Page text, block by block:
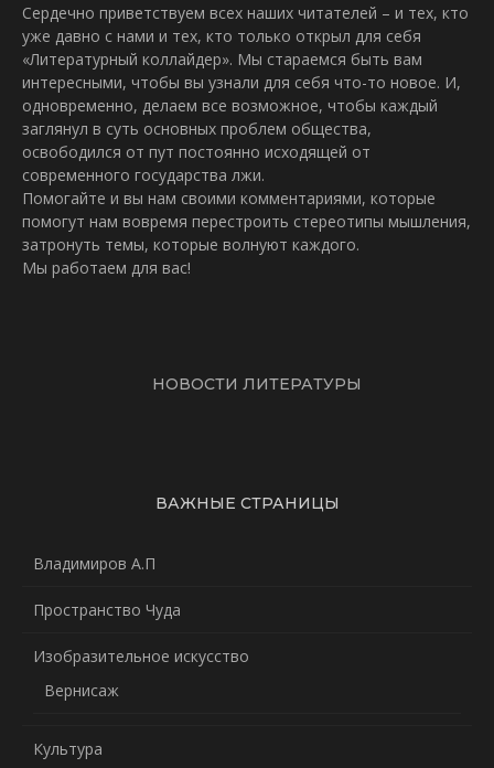
Сердечно приветствуем всех наших читателей – и тех, кто
уже давно с нами и тех, кто только открыл для себя
«Литературный коллайдер». Мы стараемся быть вам
интересными, чтобы вы узнали для себя что-то новое. И,
одновременно, делаем все возможное, чтобы каждый
заглянул в суть основных проблем общества,
освободился от пут постоянно исходящей от
современного государства лжи.
Помогайте и вы нам своими комментариями, которые
помогут нам вовремя перестроить стереотипы мышления,
затронуть темы, которые волнуют каждого.
Мы работаем для вас!
НОВОСТИ ЛИТЕРАТУРЫ
ВАЖНЫЕ СТРАНИЦЫ
Владимиров А.П
Пространство Чуда
Изобразительное искусство
Вернисаж
Культура